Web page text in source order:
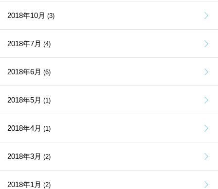
2018年10月 (3)
2018年7月 (4)
2018年6月 (6)
2018年5月 (1)
2018年4月 (1)
2018年3月 (2)
2018年1月 (2)